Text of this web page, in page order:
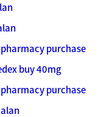
purchase
buy 40mg
purchase